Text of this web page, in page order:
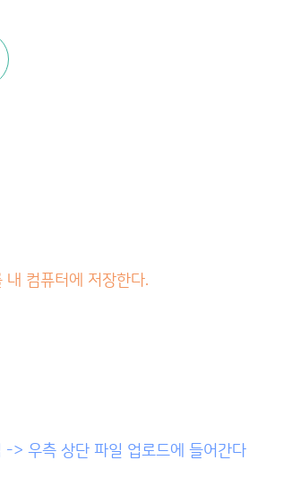
컴퓨터에 저장한다.
> 우측 상단 파일 업로드에 들어간다